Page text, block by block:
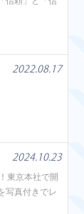
2022.08.17
2024.10.23
東京本社で開
写真付きでレ